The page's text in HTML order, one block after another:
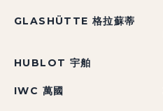
GLASHÜTTE 格拉蘇蒂
HUBLOT 宇舶
IWC 萬國